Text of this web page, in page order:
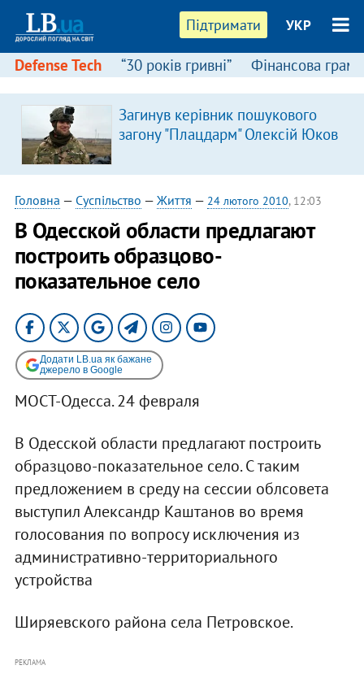
Підтримати УКР
Defense Tech “30 років гривні” Фінансова
Загинув керівник пошукового
загону "Плацдарм" Олексій Юков
Головна — Суспільство — Життя — 24 лютого 2010, 12:03
В Одесской области предлагают
построить образцово-
показательное село
Додати LB.ua як бажане
джерело в Google
МОСТ-Одесса. 24 февраля
В Одесской области предлагают построить
образцово-показательное село. С таким
предложением в среду на сессии облсовета
выступил Александр Каштанов во время
голосования по вопросу исключения из
административно-территориального
устройства
Ширяевского района села Петровское.
РЕКЛАМА